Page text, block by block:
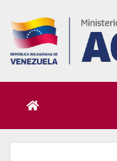
content